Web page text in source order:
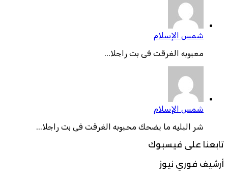
شمس الإسلام
معبوبه الغرقت فى بت راجلا...
شمس الإسلام
شر البليه ما يضحك محبوبه الغرقت فى بت راجلا...
تابعنا على فيسبوك
أرشيف فوري نيوز